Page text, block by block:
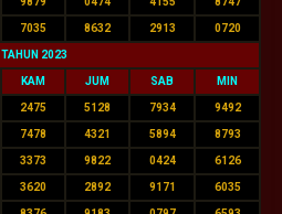
7035 8632 2913 0720
TAHUN 2023
KAM JUM SAB MIN
2475 5128 7934 9492
7478 4321 5894 8793
3373 9822 0424 6126
3620 2892 9171 6035